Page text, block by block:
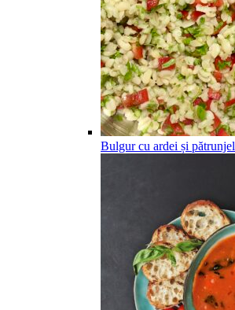
Bulgur cu ardei și pătrunjel